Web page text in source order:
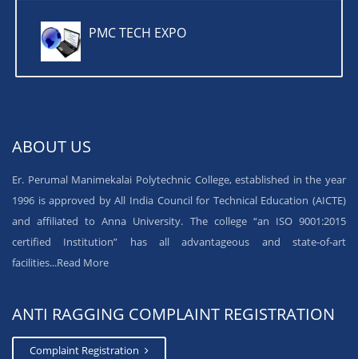
PMC TECH EXPO
ABOUT US
Er. Perumal Manimekalai Polytechnic College, established in the year
1996 is approved by All India Council for Technical Education (AICTE)
and affiliated to Anna University. The college “an ISO 9001:2015
certified Institution” has all advantageous and state-of-art
facilities...Read More
ANTI RAGGING COMPLAINT REGISTRATION
Complaint Registration